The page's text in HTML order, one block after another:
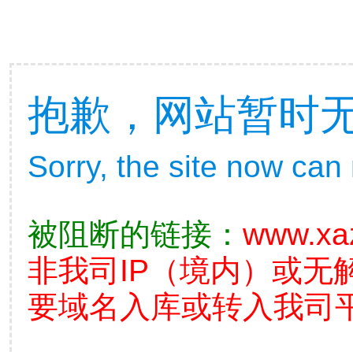
抱歉，网站暂时
Sorry, the site now
被阻断的链接：
非我司IP（境内）或无
要域名入库或转入我司